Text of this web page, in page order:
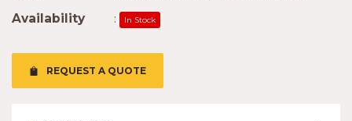
REQUEST A QUOTE
Availability
: In Stock